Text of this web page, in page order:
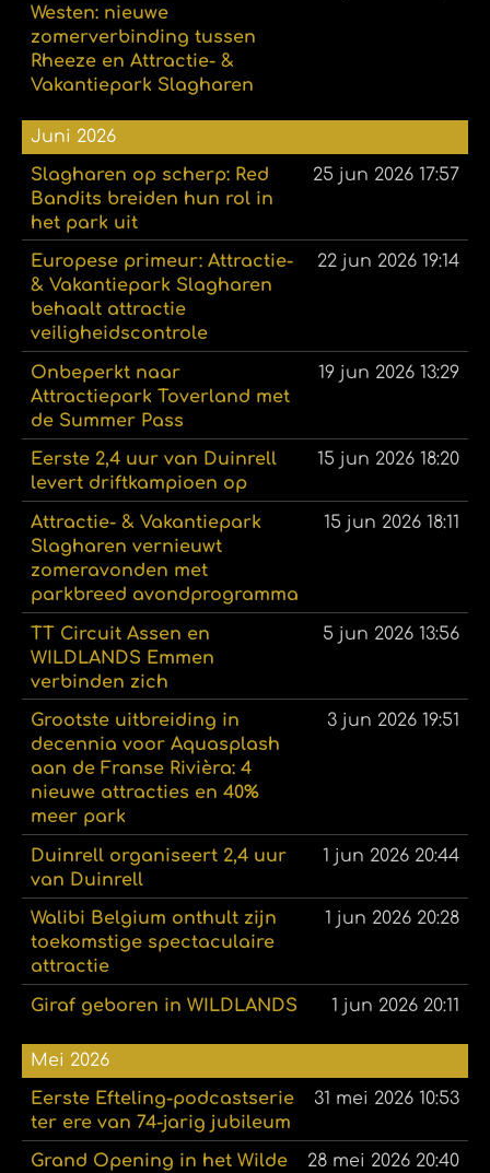
Westen: nieuwe
zomerverbinding tussen
Rheeze en Attractie- &
Vakantiepark Slagharen
Juni 2026
Slagharen op scherp: Red
Bandits breiden hun rol in
het park uit
25 jun 2026 17:57
Europese primeur: Attractie-
& Vakantiepark Slagharen
behaalt attractie
veiligheidscontrole
22 jun 2026 19:14
Onbeperkt naar
Attractiepark Toverland met
de Summer Pass
19 jun 2026 13:29
Eerste 2,4 uur van Duinrell
levert driftkampioen op
15 jun 2026 18:20
Attractie- & Vakantiepark
Slagharen vernieuwt
zomeravonden met
parkbreed avondprogramma
15 jun 2026 18:11
TT Circuit Assen en
WILDLANDS Emmen
verbinden zich
5 jun 2026 13:56
Grootste uitbreiding in
decennia voor Aquasplash
aan de Franse Rivièra: 4
nieuwe attracties en 40%
meer park
3 jun 2026 19:51
Duinrell organiseert 2,4 uur
van Duinrell
1 jun 2026 20:44
Walibi Belgium onthult zijn
toekomstige spectaculaire
attractie
1 jun 2026 20:28
Giraf geboren in WILDLANDS 1 jun 2026 20:11
Mei 2026
Eerste Efteling-podcastserie
ter ere van 74-jarig jubileum
31 mei 2026 10:53
Grand Opening in het Wilde
28 mei 2026 20:40